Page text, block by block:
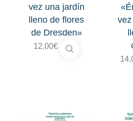
vez una jardín
lleno de flores
de Dresden»
12,00€